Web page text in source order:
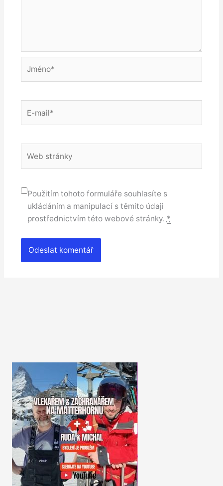
mail*
stránky
Použitím tohoto formuláře souhlasíte s
ukládáním a manipulací s těmito údaji
prostřednictvím této webové stránky. *